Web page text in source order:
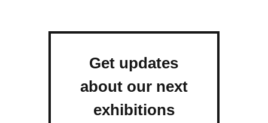
Get updates
about our next
exhibitions